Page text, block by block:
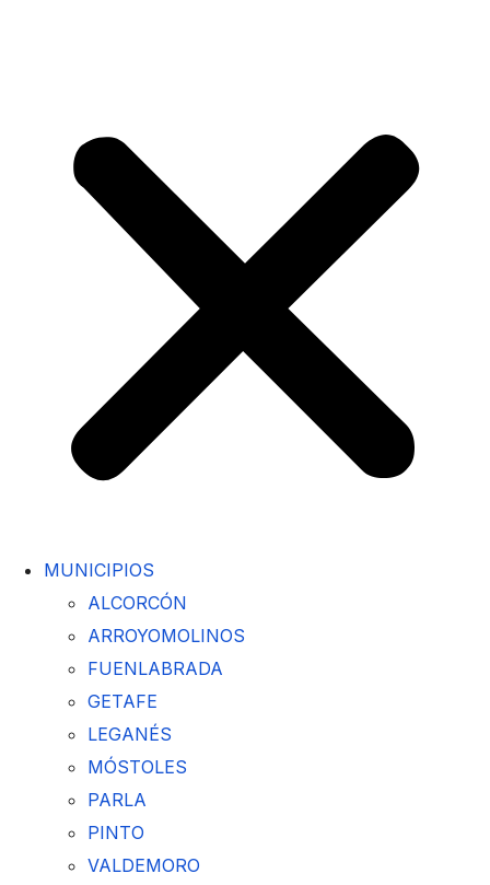
MUNICIPIOS
ALCORCÓN
ARROYOMOLINOS
FUENLABRADA
GETAFE
LEGANÉS
MÓSTOLES
PARLA
PINTO
VALDEMORO